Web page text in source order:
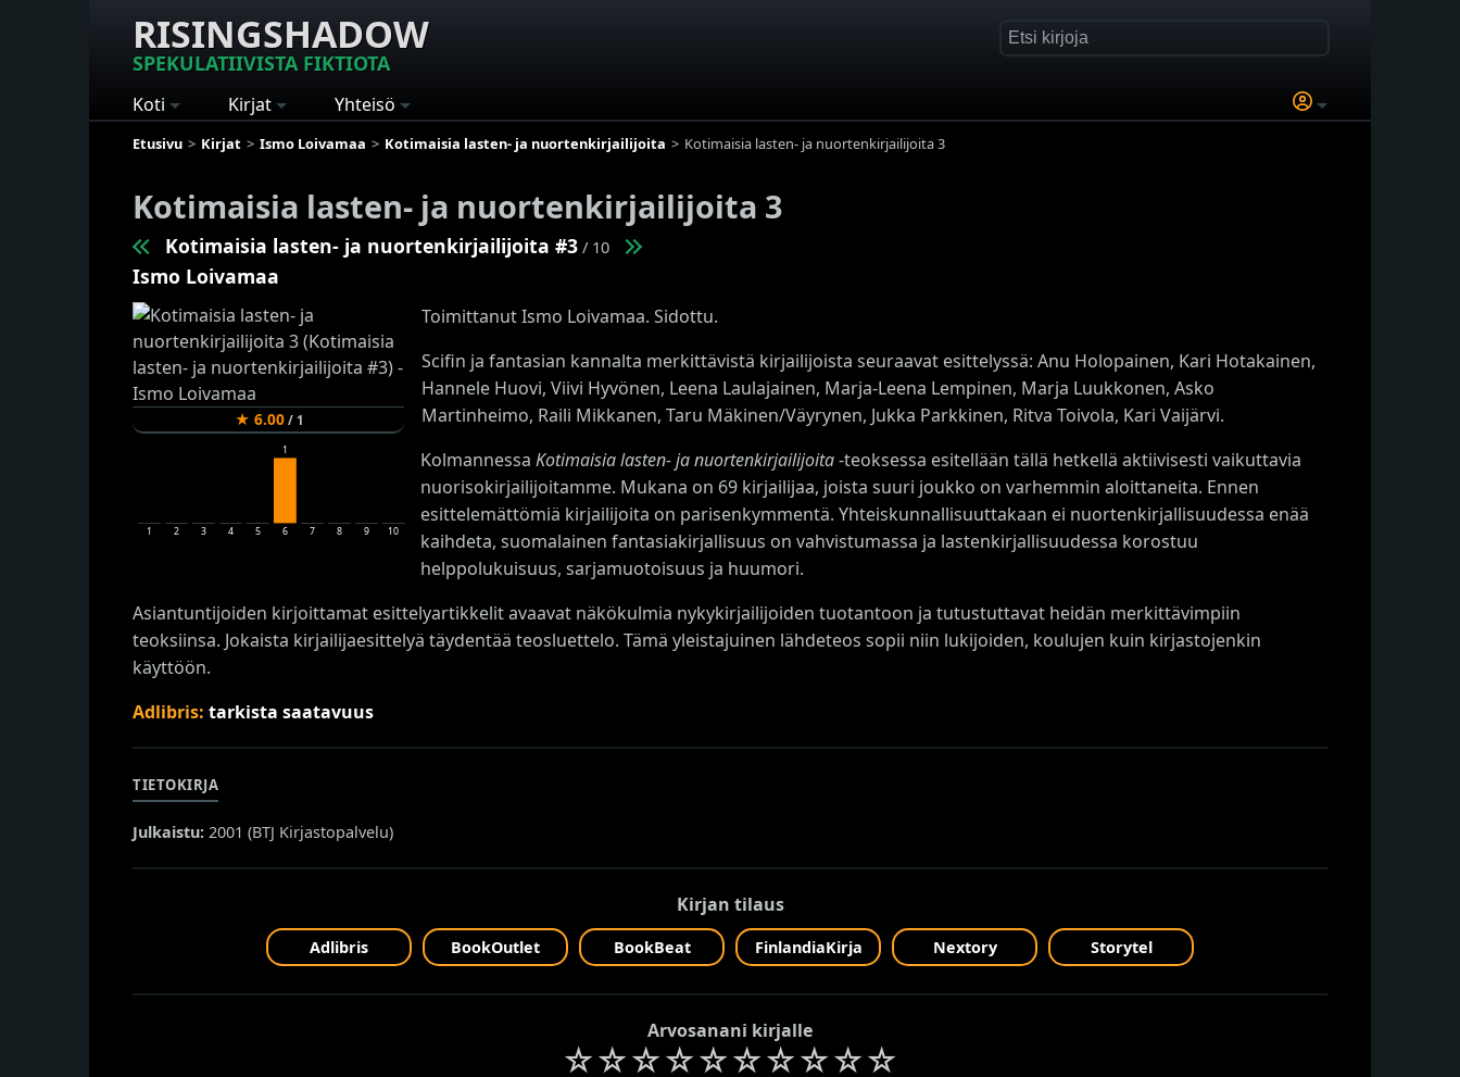
RISINGSHADOW
SPEKULATIIVISTA FIKTIOTA
Koti Kirjat Yhteisö
Etusivu Kirjat Ismo Loivamaa Kotimaisia lasten- ja nuortenkirjailijoita Kotimaisia lasten- ja nuortenkirjailijoita 3
Kotimaisia lasten- ja nuortenkirjailijoita 3
Kotimaisia lasten- ja nuortenkirjailijoita #3 / 10
Ismo Loivamaa
★ 6.00/ 1
1 2 3 4 5
1
6 7 8 9 10
Toimittanut Ismo Loivamaa. Sidottu.
Scifin ja fantasian kannalta merkittävistä kirjailijoista seuraavat esittelyssä: Anu Holopainen, Kari Hotakainen,
Hannele Huovi, Viivi Hyvönen, Leena Laulajainen, Marja-Leena Lempinen, Marja Luukkonen, Asko
Martinheimo, Raili Mikkanen, Taru Mäkinen/Väyrynen, Jukka Parkkinen, Ritva Toivola, Kari Vaijärvi.
Kolmannessa Kotimaisia lasten- ja nuortenkirjailijoita-teoksessa esitellään tällä hetkellä aktiivisesti vaikuttavia
nuorisokirjailijoitamme. Mukana on 69 kirjailijaa, joista suuri joukko on varhemmin aloittaneita. Ennen
esittelemättömiä kirjailijoita on parisenkymmentä. Yhteiskunnallisuuttakaan ei nuortenkirjallisuudessa enää
kaihdeta, suomalainen fantasiakirjallisuus on vahvistumassa ja lastenkirjallisuudessa korostuu
helppolukuisuus, sarjamuotoisuus ja huumori.
Asiantuntijoiden kirjoittamat esittelyartikkelit avaavat näkökulmia nykykirjailijoiden tuotantoon ja tutustuttavat heidän merkittävimpiin
teoksiinsa. Jokaista kirjailijaesittelyä täydentää teosluettelo. Tämä yleistajuinen lähdeteos sopii niin lukijoiden, koulujen kuin kirjastojenkin
käyttöön.
Adlibris: tarkista saatavuus
TIETOKIRJA
Julkaistu: 2001 (BTJ Kirjastopalvelu)
Kirjan tilaus
Adlibris BookOutlet BookBeat FinlandiaKirja Nextory Storytel
Arvosanani kirjalle
☆☆☆☆☆☆☆☆☆☆